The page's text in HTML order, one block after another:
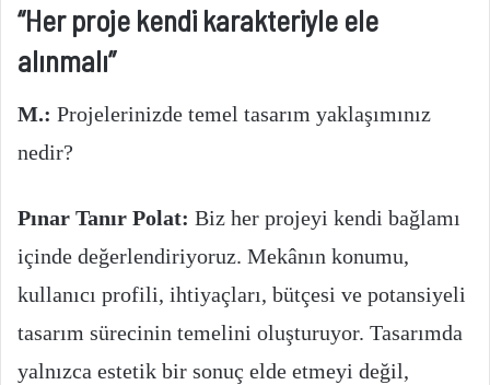
“Her proje kendi karakteriyle ele
alınmalı”
M.: Projelerinizde temel tasarım yaklaşımınız
nedir?
Pınar Tanır Polat: Biz her projeyi kendi bağlamı
içinde değerlendiriyoruz. Mekânın konumu,
kullanıcı profili, ihtiyaçları, bütçesi ve potansiyeli
tasarım sürecinin temelini oluşturuyor. Tasarımda
yalnızca estetik bir sonuç elde etmeyi değil,